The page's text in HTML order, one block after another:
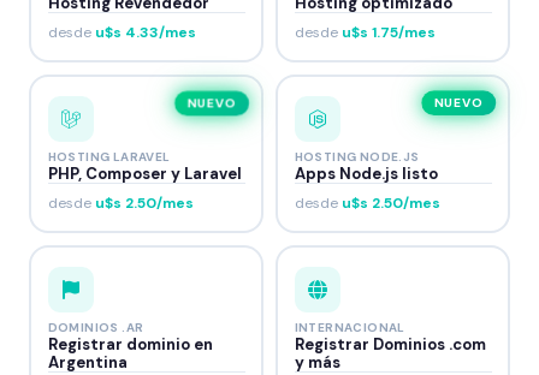
desde u$s 4.33/mes desde u$s 1.75/mes
NUEVO
HOSTING LARAVEL
PHP, Composer y Laravel
desde u$s 2.50/mes
NUEVO
HOSTING NODE.JS
Apps Node.js listo
desde u$s 2.50/mes
DOMINIOS .AR
Registrar dominio en
Argentina
INTERNACIONAL
Registrar Dominios .com
y más